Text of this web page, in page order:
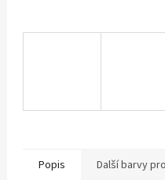
Popis Další barvy